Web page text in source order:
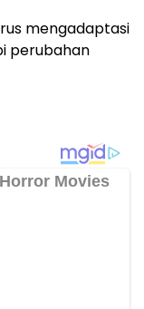
mengadaptasi
perubahan